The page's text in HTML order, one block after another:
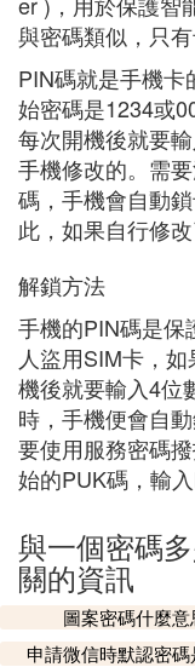
與密碼類似，只
PIN碼就是手機
始密碼是1234或
每次開機後就要
手機修改的。需
碼，手機會自動
此，如果自行修
解鎖方法
手機的PIN碼是保
人盜用SIM卡，
機後就要輸入4位
時，手機便會自
要使用服務密碼
始的PUK碼，輸
與一個密碼
關的資訊
圖案密碼什麼意
申請微信時默認密碼